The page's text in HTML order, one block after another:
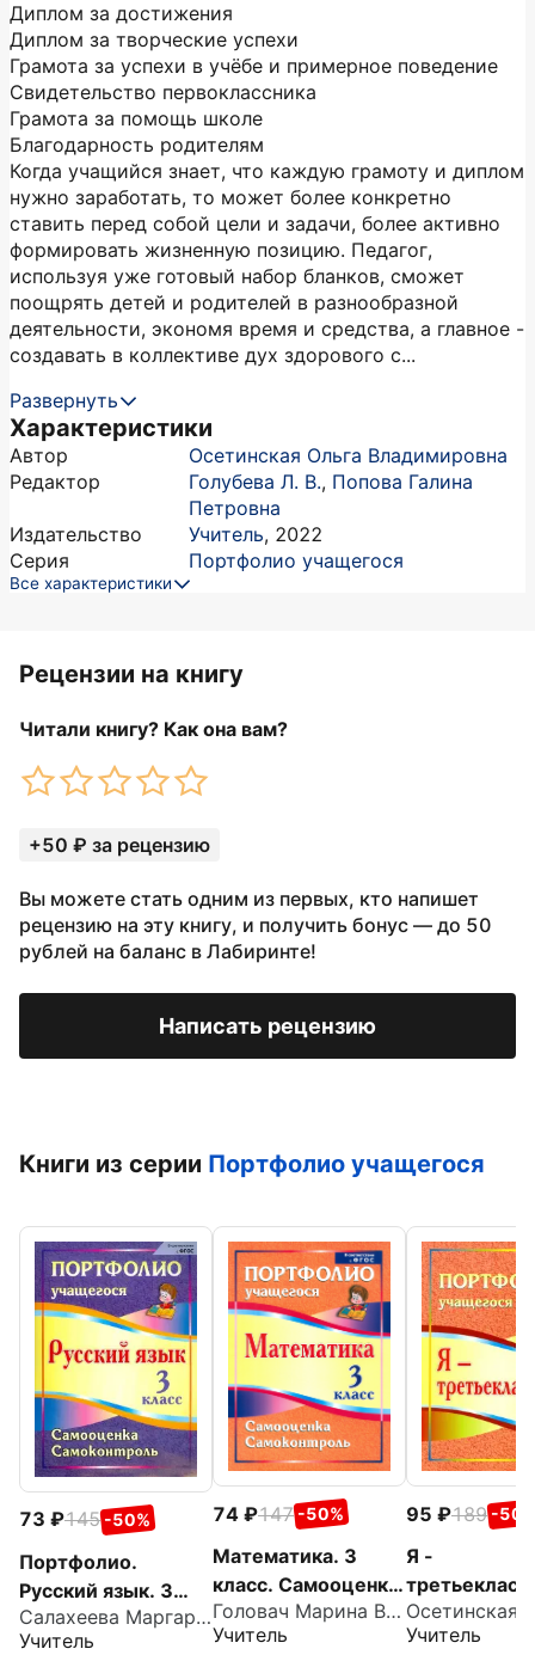
Диплом за достижения
Диплом за творческие успехи
Грамота за успехи в учёбе и примерное поведение
Свидетельство первоклассника
Грамота за помощь школе
Благодарность родителям
Когда учащийся знает, что каждую грамоту и диплом
нужно заработать, то может более конкретно
ставить перед собой цели и задачи, более активно
формировать жизненную позицию. Педагог,
используя уже готовый набор бланков, сможет
поощрять детей и родителей в разнообразной
деятельности, экономя время и средства, а главное -
создавать в коллективе дух здорового с...
Развернуть
Характеристики
Автор
Осетинская Ольга Владимировна
Редактор
Голубева Л. В., Попова Галина
Петровна
Издательство
Учитель, 2022
Серия
Портфолио учащегося
Все характеристики
Рецензии на книгу
Читали книгу? Как она вам?
+50 ₽ за рецензию
Вы можете стать одним из первых, кто напишет
рецензию на эту книгу, и получить бонус — до 50
рублей на баланс в Лабиринте!
Написать рецензию
Книги из серии Портфолио учащегося
73 145 -50%
Портфолио.
Русский язык. 3
класс. Самооценка.
Самоконтроль.
Салахеева Маргарита Леонидовна
Учитель
74 147 -50%
Математика. 3
класс. Самооценка.
Самоконтроль.
Портфолио
Головач Марина Витальевна
Учитель
95 189 -
Я -
Портфолио
учащегося.
Учитель